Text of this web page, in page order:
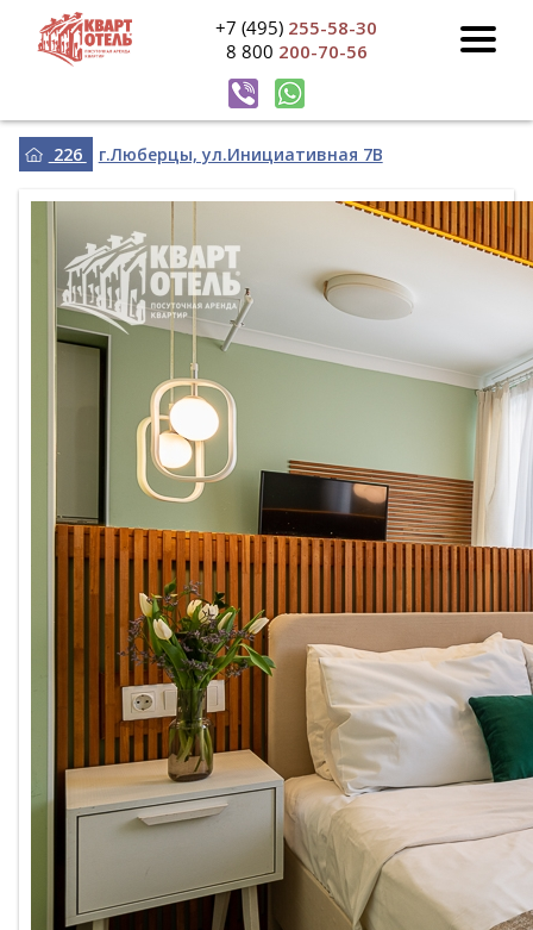
+7 (495) 255-58-30
8 800 200-70-56
226 г.Люберцы, ул.Инициативная 7В